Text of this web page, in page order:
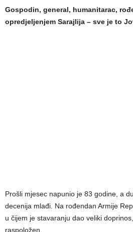
Gospodin, general, humanitarac,
opredjeljenjem Sarajlija – sve je to
Prošli mjesec napunio je 83 godine, a
decenija mlađi. Na rođendan Armije
u čijem je stavaranju dao veliki
raspoložen.